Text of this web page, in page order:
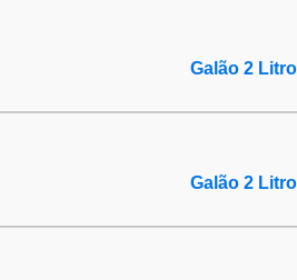
Galão 2
Galão 2